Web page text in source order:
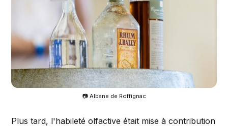
📷 Albane de Roffignac
Plus tard, l'habileté olfactive était mise à contribution